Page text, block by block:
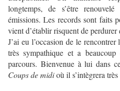
longtemps, de s’être
émissions. Les records sont faits
vient d’établir risquent de perdurer
J’ai eu l’occasion de le
très sympathique et a
parcours. Bienvenue à lui dans
Coups de midioù il s’intègrera